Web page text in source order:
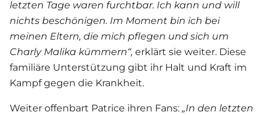
letzten Tage waren furchtbar. Ich kann und will
nichts beschönigen. Im Moment bin ich bei
meinen Eltern, die mich pflegen und sich um
Charly Malika kümmern“, erklärt sie weiter. Diese
familiäre Unterstützung gibt ihr Halt und Kraft im
Kampf gegen die Krankheit.
Weiter offenbart Patrice ihren Fans: „In den letzten